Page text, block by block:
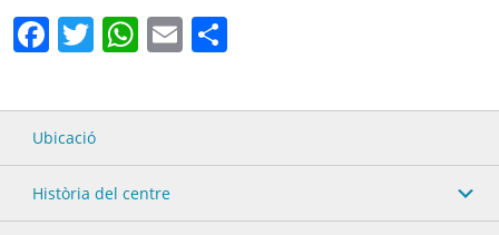
Facebook
Twitter
WhatsApp
Email
Ubicació
Història del centre